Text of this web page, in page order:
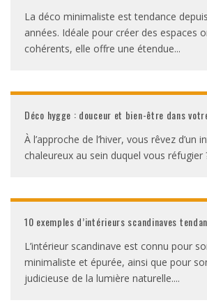
La déco minimaliste est tendance
années. Idéale pour créer des espaces
cohérents, elle offre une étendue...
Déco hygge : douceur et bien-être dans
À l’approche de l’hiver, vous rêvez d’un
chaleureux au sein duquel vous réfugier
10 exemples d’intérieurs scandinaves
L’intérieur scandinave est connu pour
minimaliste et épurée, ainsi que pour
judicieuse de la lumière naturelle....